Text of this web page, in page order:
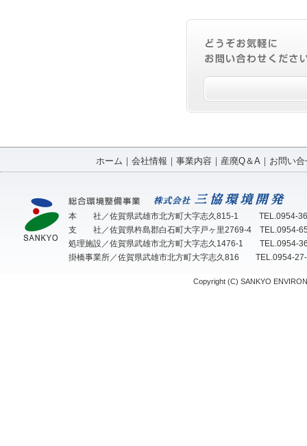
ホーム ｜ 会社情報 ｜ 事業内容 ｜ 産廃Q＆A ｜ お問い合
本 社／佐賀県武雄市北方町大字志久815-1 TEL.0954-
支 社／佐賀県杵島郡白石町大字戸ヶ里2769-4 TEL.0954-
処理施設／佐賀県武雄市北方町大字志久1476-1 TEL.0954-
掛橋事業所／佐賀県武雄市北方町大字志久816 TEL.0954-
Copyright (C) SANKYO